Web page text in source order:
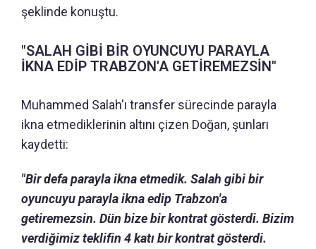
şeklinde konuştu.
"SALAH GİBİ BİR OYUNCUYU PARAYLA
İKNA EDİP TRABZON'A GETİREMEZSİN"
Muhammed Salah'ı transfer sürecinde parayla
ikna etmediklerinin altını çizen Doğan, şunları
kaydetti:
"Bir defa parayla ikna etmedik. Salah gibi bir
oyuncuyu parayla ikna edip Trabzon'a
getiremezsin. Dün bize bir kontrat gösterdi. Bizim
verdiğimiz teklifin 4 katı bir kontrat gösterdi.